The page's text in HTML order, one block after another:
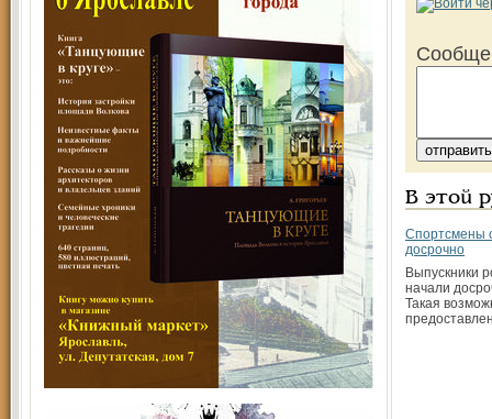
В этой
Спортсмены
досрочно
Выпускники
начали
Такая